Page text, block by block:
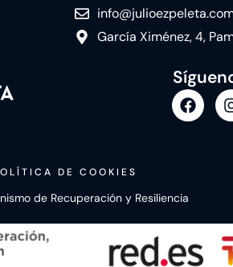
García Ximénez, 4,
DE COOKIES
de Recuperación y Resiliencia